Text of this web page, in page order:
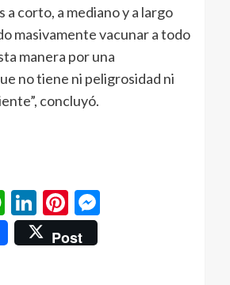
a corto, a mediano y a largo
masivamente vacunar a todo
manera por una
no tiene ni peligrosidad ni
concluyó.
WhatsApp
LinkedIn
Pinterest
Messenger
Post